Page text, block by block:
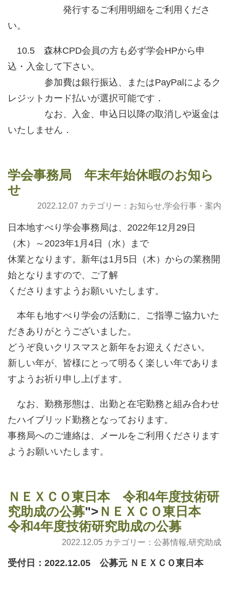
発行するご利用明細をご利用くださ
い。
10.5 森林CPD会員の方も必ず学会HPから申
込・入金して下さい。
参加費は銀行振込、またはPayPalによるク
レジットカード払いが選択可能です．
なお、入金、申込日以降の取消しや返金は
いたしません．
学会事務局 年末年始休暇のお知ら
せ
2022.12.07 カテゴリー： お知らせ 学会行事・案内
日本地すべり学会事務局は、2022年12月29日
（木）～2023年1月4日（水）まで
休業となります。新年は1月5日（木）からの業務開
始となりますので、ご了解
くださりますようお願いいたします。
本年も地すべり学会の活動に、ご指導ご協力いた
だきありがとうございました。
どうぞ良いクリスマスと新年をお迎えください。
新しい年が、皆様にとって明るく楽しい年でありま
すようお祈り申し上げます。
なお、勤務形態は、出勤と在宅勤務と組み合わせ
たハイブリッド勤務となっております。
事務局へのご連絡は、メールをご利用くださります
ようお願いいたします。
ＮＥＸＣＯ東日本 令和4年度技術研
究助成の公募"> ＮＥＸＣＯ東日本
令和4年度技術研究助成の公募
2022.12.05 カテゴリー： 公募情報,研究助成
受付日：2022.12.05 公募元 ＮＥＸＣＯ東日本